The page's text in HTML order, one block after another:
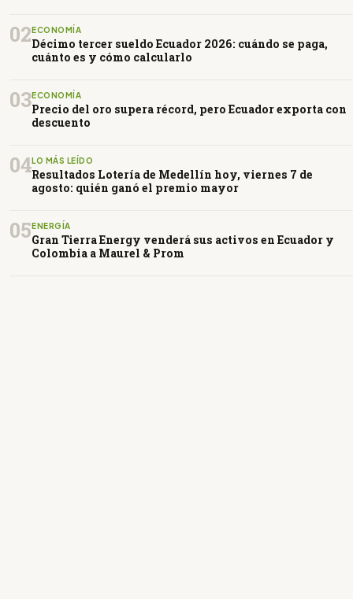
02ECONOMÍA
Décimo tercer sueldo Ecuador 2026: cuándo se paga,
cuánto es y cómo calcularlo
03ECONOMÍA
Precio del oro supera récord, pero Ecuador exporta con
descuento
04LO MÁS LEÍDO
Resultados Lotería de Medellín hoy, viernes 7 de
agosto: quién ganó el premio mayor
05ENERGÍA
Gran Tierra Energy venderá sus activos en Ecuador y
Colombia a Maurel & Prom